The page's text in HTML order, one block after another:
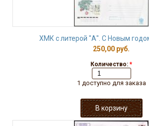
ХМК с литерой "А". С Новым
250,00 руб.
Количество: *
1 доступно для заказа